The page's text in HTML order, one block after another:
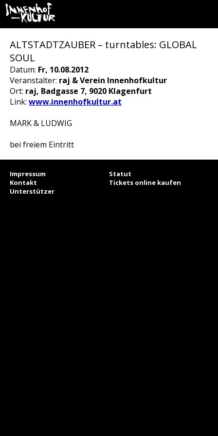
ALTSTADTZAUBER – turntables: GLOBAL
SOUL
Datum: Fr, 10.08.2012
Veranstalter: raj & Verein Innenhofkultur
Ort: raj, Badgasse 7, 9020 Klagenfurt
Link: www.innenhofkultur.at
MARK & LUDWIG
bei freiem Eintritt
Impressum
Statut
Kontakt
Tickets online kaufen
Unterstützer